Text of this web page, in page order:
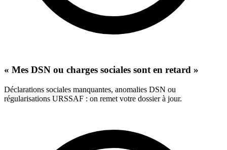
« Mes DSN ou charges sociales sont en retard »
Déclarations sociales manquantes, anomalies DSN ou
régularisations URSSAF : on remet votre dossier à jour.